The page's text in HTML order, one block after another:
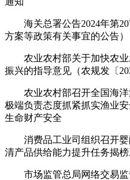
海关总署公告2024年第
方案等政策有关事宜的公告）
农业农村部关于加快农业
振兴的指导意见（农规发〔
农业农村部召开全国海洋
极端负责态度抓紧抓实渔业
生命财产安全
消费品工业司组织召开婴
清产品供给能力提升任务揭
市场监管总局网络交易监